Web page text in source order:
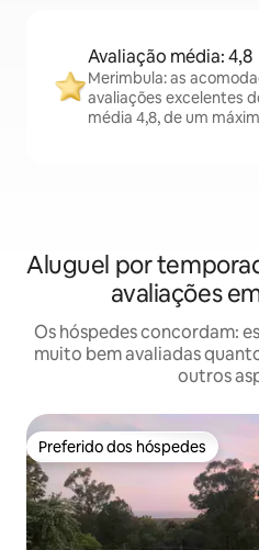
Avaliação média: 4,8
Merimbula: as
avaliações excelentes
média 4,8, de um
Aluguel por
avaliações
Os hóspedes concordam:
muito bem avaliadas
outros
Preferido dos hóspedes
Preferido dos hóspedes